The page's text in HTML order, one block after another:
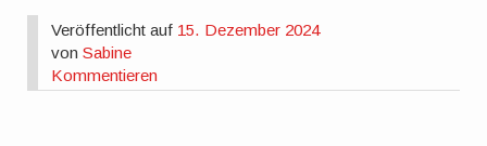
Veröffentlicht auf 15. Dezember 2024
vonSabine
Kommentieren